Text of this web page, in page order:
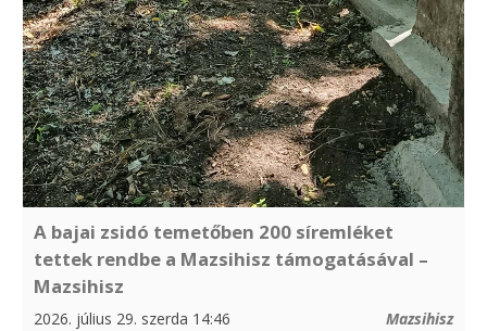
A bajai zsidó temetőben 200 síremléket
tettek rendbe a Mazsihisz támogatásával –
Mazsihisz
2026. július 29. szerda 14:46 Mazsihisz